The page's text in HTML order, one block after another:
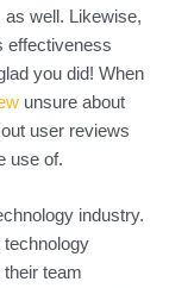
as well. Likewise,
effectiveness
you did! When
unsure about
user reviews
use of.
industry.
technology
team